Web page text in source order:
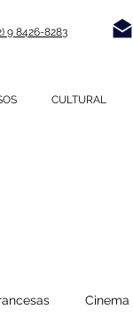
Cinema
CULTURAL
9 8426-8283